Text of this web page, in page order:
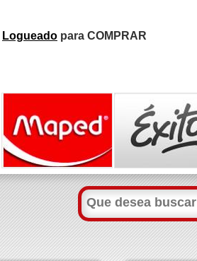
Logueado para COMPRAR